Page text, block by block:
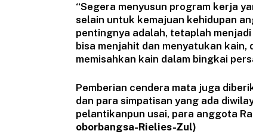
“Segera menyusun program kerja
selain untuk kemajuan kehidupan
pentingnya adalah, tetaplah
bisa menjahit dan menyatukan
memisahkan kain dalam bingkai
Pemberian cendera mata juga
dan para simpatisan yang ada
pelantikanpun usai, para anggota
oborbangsa-Rielies-Zul)